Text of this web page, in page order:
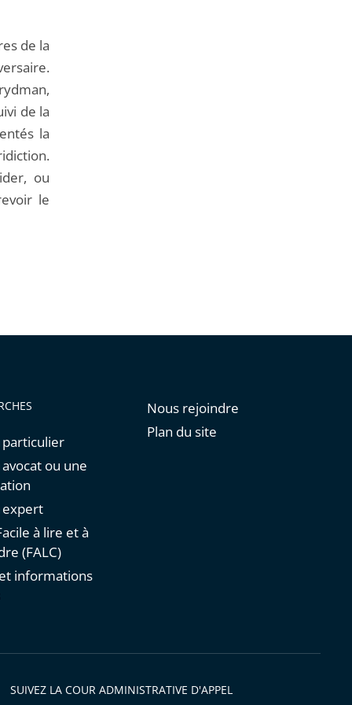
de la
de la
la
ou
le
particulier
avocat ou une
expert
à lire et à
(FALC)
informations
Nous rejoindre
Plan du site
SUIVEZ LA COUR ADMINISTRATIVE D'APPEL